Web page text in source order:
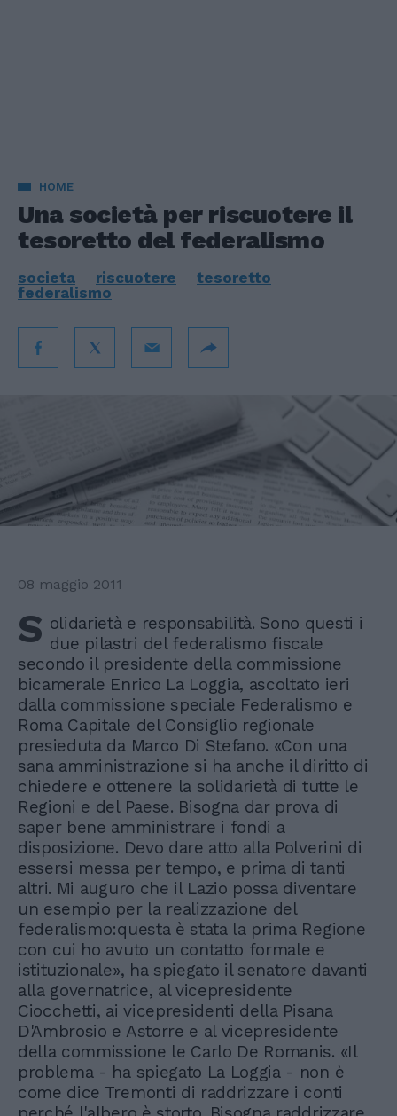
HOME
Una società per riscuotere il
tesoretto del federalismo
societa riscuotere
tesoretto
federalismo
08 maggio 2011
S olidarietà e responsabilità. Sono questi i
due pilastri del federalismo fiscale
secondo il presidente della commissione
bicamerale Enrico La Loggia, ascoltato ieri
dalla commissione speciale Federalismo e
Roma Capitale del Consiglio regionale
presieduta da Marco Di Stefano. «Con una
sana amministrazione si ha anche il diritto di
chiedere e ottenere la solidarietà di tutte le
Regioni e del Paese. Bisogna dar prova di
saper bene amministrare i fondi a
disposizione. Devo dare atto alla Polverini di
essersi messa per tempo, e prima di tanti
altri. Mi auguro che il Lazio possa diventare
un esempio per la realizzazione del
federalismo:questa è stata la prima Regione
con cui ho avuto un contatto formale e
istituzionale», ha spiegato il senatore davanti
alla governatrice, al vicepresidente
Ciocchetti, ai vicepresidenti della Pisana
D'Ambrosio e Astorre e al vicepresidente
della commissione le Carlo De Romanis. «Il
problema - ha spiegato La Loggia - non è
come dice Tremonti di raddrizzare i conti